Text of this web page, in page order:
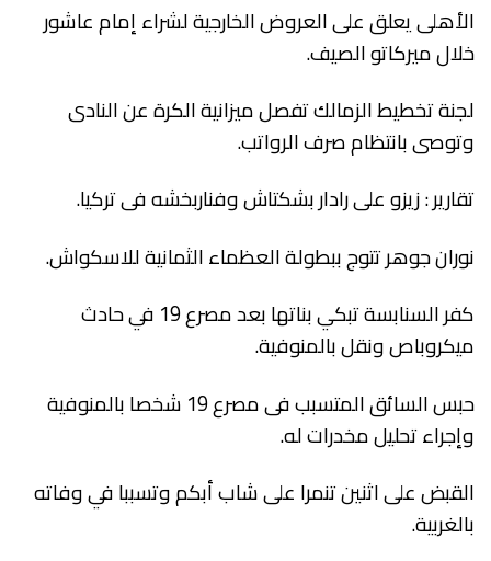
الأهلى يعلق على العروض الخارجية لشراء إمام عاشور
خلال ميركاتو الصيف.
لجنة تخطيط الزمالك تفصل ميزانية الكرة عن النادى
وتوصى بانتظام صرف الرواتب.
تقارير : زيزو على رادار بشكتاش وفناربخشه فى تركيا.
نوران جوهر تتوج ببطولة العظماء الثمانية للاسكواش.
كفر السنابسة تبكي بناتها بعد مصرع 19 في حادث
ميكروباص ونقل بالمنوفية.
حبس السائق المتسبب فى مصرع 19 شخصا بالمنوفية
وإجراء تحليل مخدرات له.
القبض على اثنين تنمرا على شاب أبكم وتسببا في وفاته
بالغربية.